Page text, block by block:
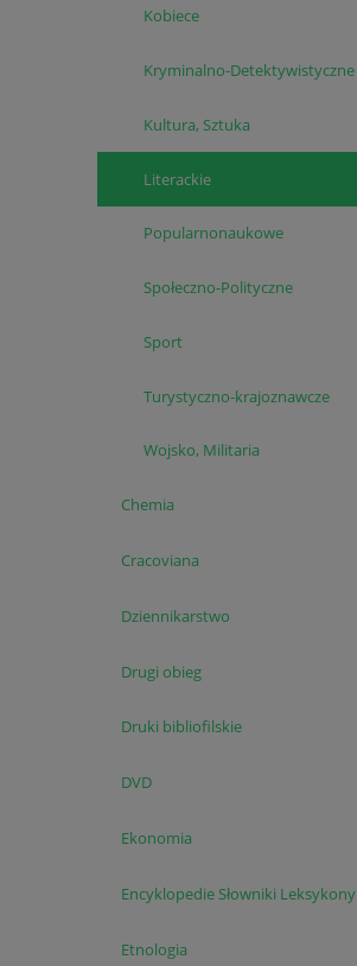
Kobiece
Kryminalno-Detektywistyczne
Kultura, Sztuka
Literackie
Popularnonaukowe
Społeczno-Polityczne
Sport
Turystyczno-krajoznawcze
Wojsko, Militaria
Chemia
Cracoviana
Dziennikarstwo
Drugi obieg
Druki bibliofilskie
DVD
Ekonomia
Encyklopedie Słowniki Leksykony
Etnologia